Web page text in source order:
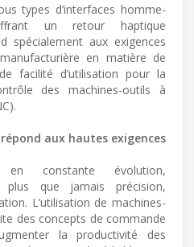
types d’interfaces homme-
un retour haptique
spécialement aux exigences
en matière de
facilité d’utilisation pour la
des machines-outils à
aux hautes exigences
constante évolution,
plus que jamais précision,
L’utilisation de machines-
des concepts de commande
la productivité des